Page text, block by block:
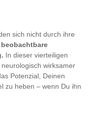
sich nicht durch ihre
beobachtbare
In dieser vierteiligen
wirksamer
Potenzial, Deinen
zu heben – wenn Du ihn